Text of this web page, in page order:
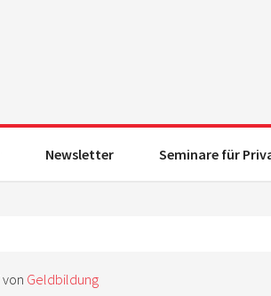
Newsletter Seminare für
von Geldbildung